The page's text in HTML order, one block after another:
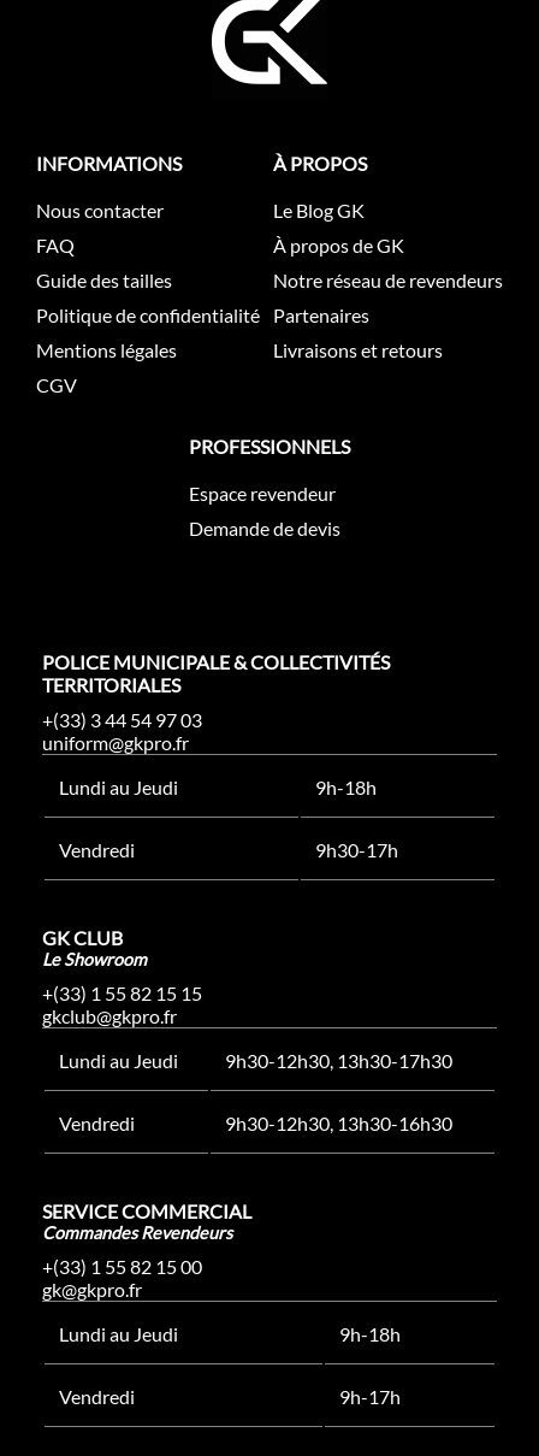
INFORMATIONS
Nous contacter
FAQ
Guide des tailles
Politique de confidentialité
Mentions légales
CGV
À PROPOS
Le Blog GK
À propos de GK
Notre réseau de revendeurs
Partenaires
Livraisons et retours
PROFESSIONNELS
Espace revendeur
Demande de devis
POLICE MUNICIPALE & COLLECTIVITÉS
TERRITORIALES
+(33) 3 44 54 97 03
uniform@gkpro.fr
Lundi au Jeudi
9h-18h
Vendredi 9h30-17h
GK CLUB
Le Showroom
+(33) 1 55 82 15 15
gkclub@gkpro.fr
Lundi au Jeudi
9h30-12h30, 13h30-17h30
Vendredi 9h30-12h30, 13h30-16h30
SERVICE COMMERCIAL
Commandes Revendeurs
+(33) 1 55 82 15 00
gk@gkpro.fr
Lundi au Jeudi
9h-18h
Vendredi 9h-17h